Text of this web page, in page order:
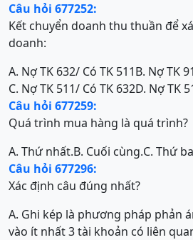
Câu hỏi 677252:
Kết chuyển doanh thu thuần để
doanh:
A. Nợ TK 632/ Có TK 511B. Nợ TK
C. Nợ TK 511/ Có TK 632D. Nợ TK
Câu hỏi 677259:
Quá trình mua hàng là quá trình?
A. Thứ nhất.B. Cuối cùng.C. Thứ
Câu hỏi 677296:
Xác định câu đúng nhất?
A. Ghi kép là phương pháp phản
vào ít nhất 3 tài khoản có liên